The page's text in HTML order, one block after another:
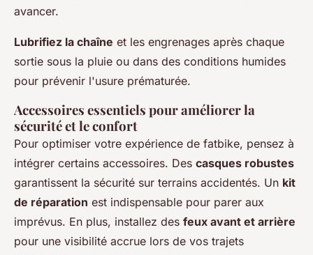
avancer.
Lubrifiez la chaîne et les engrenages après chaque
sortie sous la pluie ou dans des conditions humides
pour prévenir l'usure prématurée.
Accessoires essentiels pour améliorer la
sécurité et le confort
Pour optimiser votre expérience de fatbike, pensez à
intégrer certains accessoires. Des casques robustes
garantissent la sécurité sur terrains accidentés. Un kit
de réparation est indispensable pour parer aux
imprévus. En plus, installez des feux avant et arrière
pour une visibilité accrue lors de vos trajets